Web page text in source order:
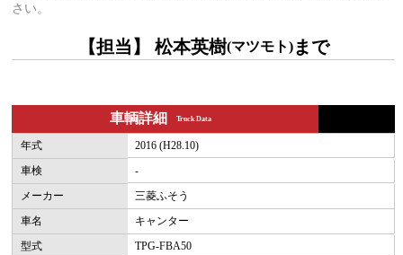
さい。
【担当】 松本英樹(マツモト)まで
車輌詳細 Truck Data
年式
2016 (H28.10)
車検
-
メーカー
三菱ふそう
車名
キャンター
型式
TPG-FBA50